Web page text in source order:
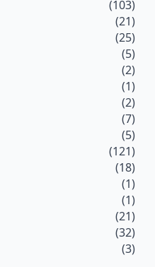
(103)
(21)
(25)
(5)
(2)
(1)
(2)
(7)
(5)
(121)
(18)
(1)
(1)
(21)
(32)
(3)